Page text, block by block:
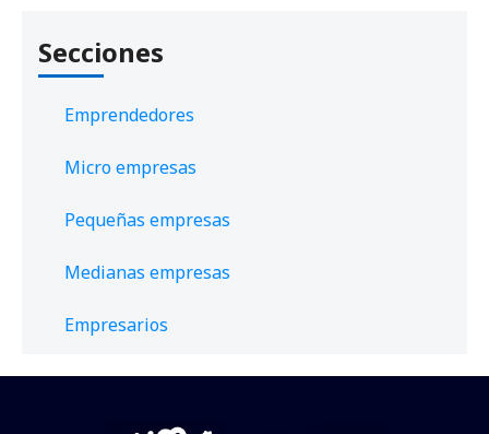
Secciones
Emprendedores
Micro empresas
Pequeñas empresas
Medianas empresas
Empresarios